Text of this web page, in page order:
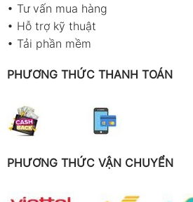
• Tư vấn mua hàng
• Hỗ trợ kỹ thuật
• Tải phần mềm
PHƯƠNG THỨC THANH TOÁN
PHƯƠNG THỨC VẬN CHUYỂN